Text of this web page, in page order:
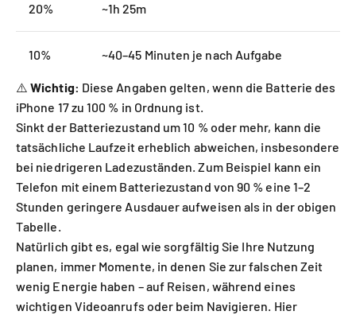
20% ~1h 25m
10% ~40–45 Minuten je nach Aufgabe
⚠️ Wichtig: Diese Angaben gelten, wenn die Batterie des
iPhone 17 zu 100 % in Ordnung ist.
Sinkt der Batteriezustand um 10 % oder mehr, kann die
tatsächliche Laufzeit erheblich abweichen, insbesondere
bei niedrigeren Ladezuständen. Zum Beispiel kann ein
Telefon mit einem Batteriezustand von 90 % eine 1–2
Stunden geringere Ausdauer aufweisen als in der obigen
Tabelle.
Natürlich gibt es, egal wie sorgfältig Sie Ihre Nutzung
planen, immer Momente, in denen Sie zur falschen Zeit
wenig Energie haben – auf Reisen, während eines
wichtigen Videoanrufs oder beim Navigieren. Hier